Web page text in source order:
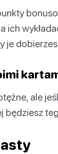
ich
je
ale
będziesz